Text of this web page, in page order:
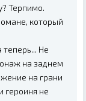
Терпимо.
который
Не
на заднем
на грани
героиня не